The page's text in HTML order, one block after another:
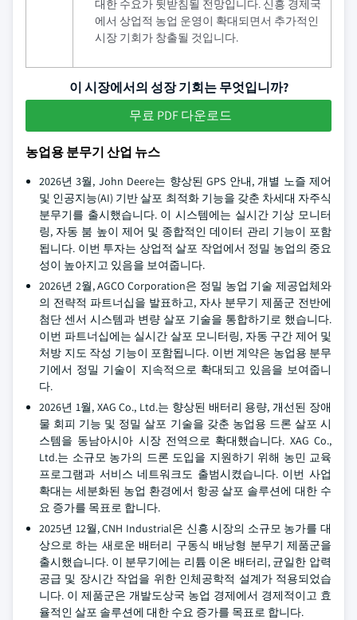
대한 수요가 뒷받침될 전망입니다. 신흥 경제국
에서 상업적 농업 운영이 확대되면서 추가적인
시장 기회가 창출될 것입니다.
이 시장에서의 성장 기회는 무엇입니까?
무료 PDF 다운로드
농업용 분무기 산업 뉴스
2026년 3월, John Deere는 향상된 GPS 안내, 개별 노즐 제어
및 인공지능(AI) 기반 살포 최적화 기능을 갖춘 차세대 자주식
분무기를 출시했습니다. 이 시스템에는 실시간 기상 모니터
링, 자동 붐 높이 제어 및 종합적인 데이터 관리 기능이 포함
됩니다. 이번 투자는 상업적 살포 작업에서 정밀 농업의 중요
성이 높아지고 있음을 보여줍니다.
2026년 2월, AGCO Corporation은 정밀 농업 기술 제공업체와
의 전략적 파트너십을 발표하고, 자사 분무기 제품군 전반에
첨단 센서 시스템과 변량 살포 기술을 통합하기로 했습니다.
이번 파트너십에는 실시간 살포 모니터링, 자동 구간 제어 및
처방 지도 작성 기능이 포함됩니다. 이번 계약은 농업용 분무
기에서 정밀 기술이 지속적으로 확대되고 있음을 보여줍니
다.
2026년 1월, XAG Co., Ltd.는 향상된 배터리 용량, 개선된 장애
물 회피 기능 및 정밀 살포 기술을 갖춘 농업용 드론 살포 시
스템을 동남아시아 시장 전역으로 확대했습니다. XAG Co.,
Ltd.는 소규모 농가의 드론 도입을 지원하기 위해 농민 교육
프로그램과 서비스 네트워크도 출범시켰습니다. 이번 사업
확대는 세분화된 농업 환경에서 항공 살포 솔루션에 대한 수
요 증가를 목표로 합니다.
2025년 12월, CNH Industrial은 신흥 시장의 소규모 농가를 대
상으로 하는 새로운 배터리 구동식 배낭형 분무기 제품군을
출시했습니다. 이 분무기에는 리튬 이온 배터리, 균일한 압력
공급 및 장시간 작업을 위한 인체공학적 설계가 적용되었습
니다. 이 제품군은 개발도상국 농업 경제에서 경제적이고 효
율적인 살포 솔루션에 대한 수요 증가를 목표로 합니다.